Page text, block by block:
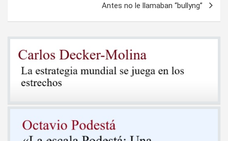
Antes no le llamaban “bullyng”